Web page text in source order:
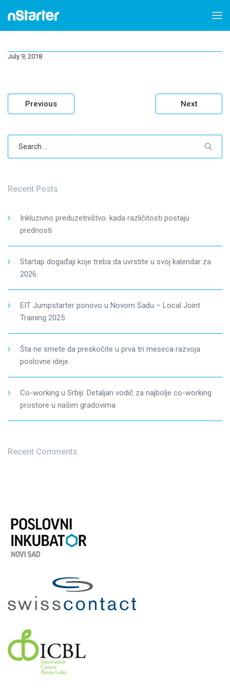
July 9, 2018
Post
Previous Next
Recent Posts
Inkluzivno preduzetništvo: kada različitosti postaju
prednosti
Startap događaji koje treba da uvrstite u svoj kalendar za
2026.
EIT Jumpstarter ponovo u Novom Sadu – Local Joint
Training 2025
Šta ne smete da preskočite u prva tri meseca razvoja
poslovne ideje
Co-working u Srbiji: Detaljan vodič za najbolje co-working
prostore u našim gradovima
Recent Comments